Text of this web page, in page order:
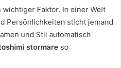
Faktor. In einer Welt
Persönlichkeiten sticht jemand
und Stil automatisch
stormare so